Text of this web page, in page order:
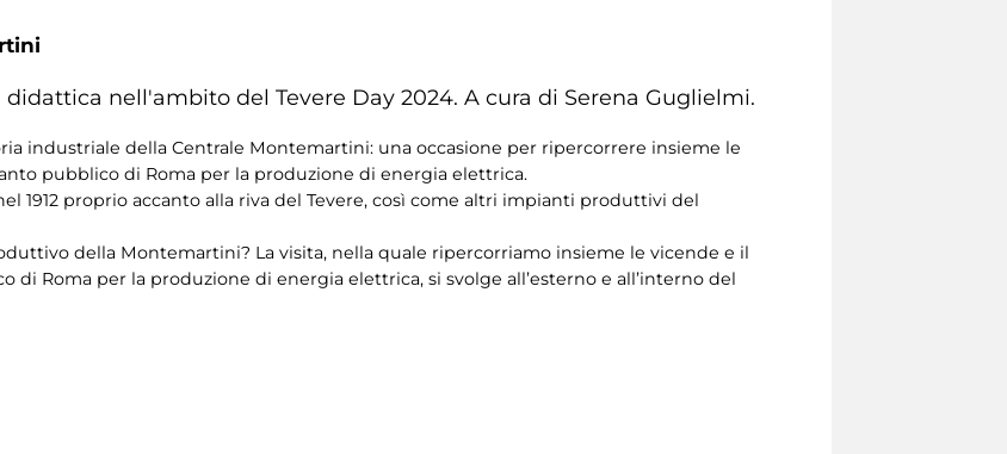
didattica nell'ambito del Tevere Day 2024. A cura di Serena Guglielmi.
industriale della Centrale Montemartini: una occasione per ripercorrere insieme le
pubblico di Roma per la produzione di energia elettrica.
1912 proprio accanto alla riva del Tevere, così come altri impianti produttivi del
della Montemartini? La visita, nella quale ripercorriamo insieme le vicende e il
Roma per la produzione di energia elettrica, si svolge all’esterno e all’interno del